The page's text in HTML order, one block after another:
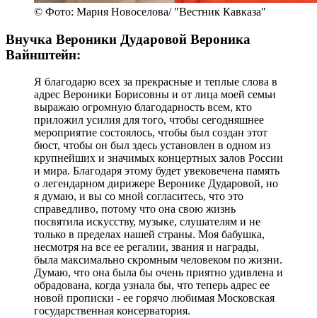
© Фото: Мария Новоселова/ "Вестник Кавказа"
Внучка Вероники Дударовой Вероника
Вайнштейн:
Я благодарю всех за прекрасные и теплые слова в
адрес Вероники Борисовны и от лица моей семьи
выражаю огромную благодарность всем, кто
приложил усилия для того, чтобы сегодняшнее
мероприятие состоялось, чтобы был создан этот
бюст, чтобы он был здесь установлен в одном из
крупнейших и значимых концертных залов России
и мира. Благодаря этому будет увековечена память
о легендарном дирижере Веронике Дударовой, но
я думаю, и вы со мной согласитесь, что это
справедливо, потому что она свою жизнь
посвятила искусству, музыке, слушателям и не
только в пределах нашей страны. Моя бабушка,
несмотря на все ее регалии, звания и награды,
была максимально скромным человеком по жизни.
Думаю, что она была бы очень приятно удивлена и
обрадована, когда узнала бы, что теперь адрес ее
новой прописки - ее горячо любимая Московская
государственная консерватория.